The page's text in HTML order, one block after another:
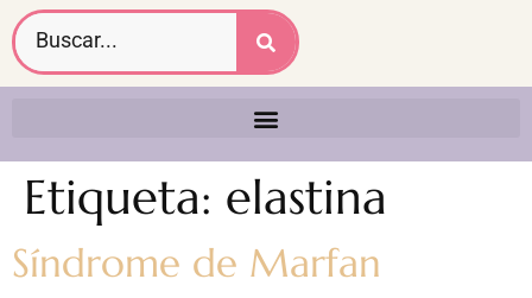
Etiqueta: elastina
Síndrome de Marfan